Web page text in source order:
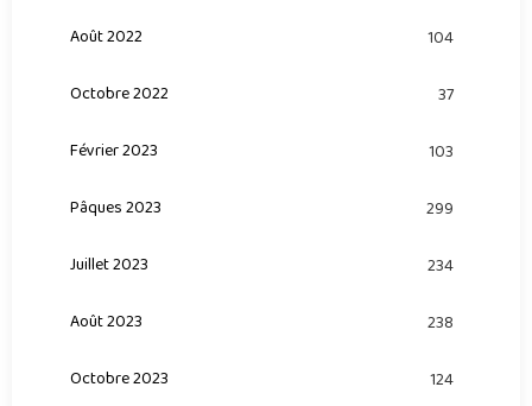
Août 2022 104
Octobre 2022 37
Février 2023 103
Pâques 2023 299
Juillet 2023 234
Août 2023 238
Octobre 2023 124